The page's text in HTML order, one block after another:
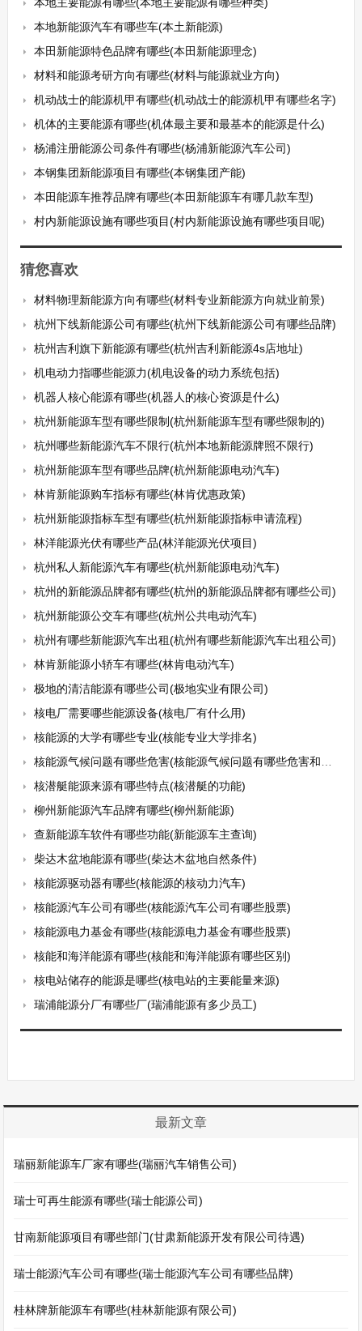
本地新能源汽车有哪些车(本土新能源)
本田新能源特色品牌有哪些(本田新能源理念)
材料和能源考研方向有哪些(材料与能源就业方向)
机动战士的能源机甲有哪些(机动战士的能源机甲有哪些名字)
机体的主要能源有哪些(机体最主要和最基本的能源是什么)
杨浦注册能源公司条件有哪些(杨浦新能源汽车公司)
本钢集团新能源项目有哪些(本钢集团产能)
本田能源车推荐品牌有哪些(本田新能源车有哪几款车型)
村内新能源设施有哪些项目(村内新能源设施有哪些项目呢)
猜您喜欢
材料物理新能源方向有哪些(材料专业新能源方向就业前景)
杭州下线新能源公司有哪些(杭州下线新能源公司有哪些品牌)
杭州吉利旗下新能源有哪些(杭州吉利新能源4s店地址)
机电动力指哪些能源力(机电设备的动力系统包括)
机器人核心能源有哪些(机器人的核心资源是什么)
杭州新能源车型有哪些限制(杭州新能源车型有哪些限制的)
杭州哪些新能源汽车不限行(杭州本地新能源牌照不限行)
杭州新能源车型有哪些品牌(杭州新能源电动汽车)
林肯新能源购车指标有哪些(林肯优惠政策)
杭州新能源指标车型有哪些(杭州新能源指标申请流程)
林洋能源光伏有哪些产品(林洋能源光伏项目)
杭州私人新能源汽车有哪些(杭州新能源电动汽车)
杭州的新能源品牌都有哪些(杭州的新能源品牌都有哪些公司)
杭州新能源公交车有哪些(杭州公共电动汽车)
杭州有哪些新能源汽车出租(杭州有哪些新能源汽车出租公司)
林肯新能源小轿车有哪些(林肯电动汽车)
极地的清洁能源有哪些公司(极地实业有限公司)
核电厂需要哪些能源设备(核电厂有什么用)
核能源的大学有哪些专业(核能专业大学排名)
核能源气候问题有哪些危害(核能源气候问题有哪些危害和影响)
核潜艇能源来源有哪些特点(核潜艇的功能)
柳州新能源汽车品牌有哪些(柳州新能源)
查新能源车软件有哪些功能(新能源车主查询)
柴达木盆地能源有哪些(柴达木盆地自然条件)
核能源驱动器有哪些(核能源的核动力汽车)
核能源汽车公司有哪些(核能源汽车公司有哪些股票)
核能源电力基金有哪些(核能源电力基金有哪些股票)
核能和海洋能源有哪些(核能和海洋能源有哪些区别)
核电站储存的能源是哪些(核电站的主要能量来源)
瑞浦能源分厂有哪些厂(瑞浦能源有多少员工)
最新文章
瑞丽新能源车厂家有哪些(瑞丽汽车销售公司)
瑞士可再生能源有哪些(瑞士能源公司)
甘南新能源项目有哪些部门(甘肃新能源开发有限公司待遇)
瑞士能源汽车公司有哪些(瑞士能源汽车公司有哪些品牌)
桂林牌新能源车有哪些(桂林新能源有限公司)